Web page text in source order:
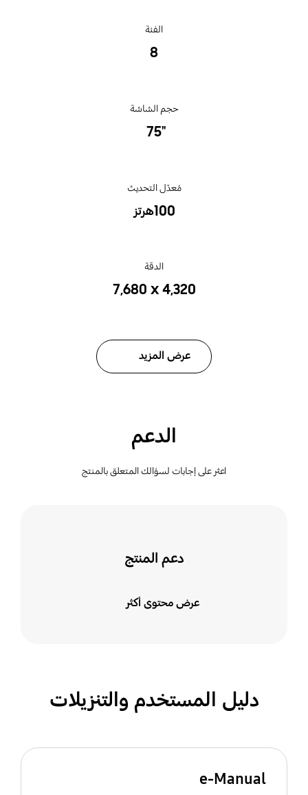
الفئة
8
حجم الشاشة
‎75"‎
مُعدّل التحديث
100هرتز
الدقة
‎7,680 x 4,320‎
عرض المزيد
الدعم
اعثر على إجابات لسؤالك المتعلق بالمنتج
دعم المنتج
عرض محتوى أكثر
دليل المستخدم والتنزيلات
e-Manual